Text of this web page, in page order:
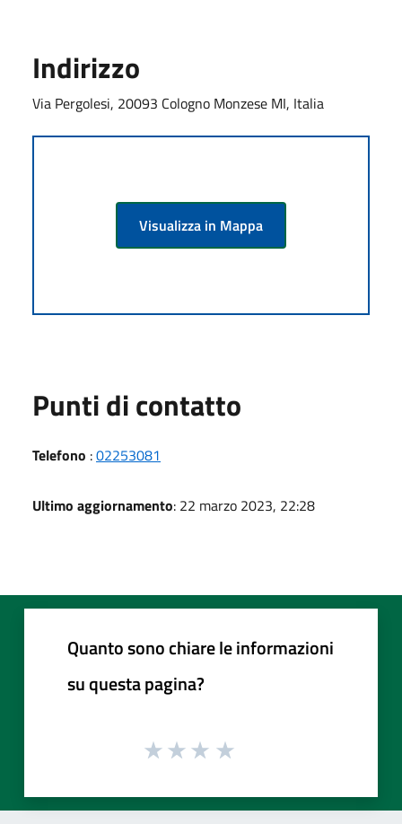
Indirizzo
Via Pergolesi, 20093 Cologno Monzese MI, Italia
Visualizza in Mappa
Punti di contatto
Telefono :02253081
Ultimo aggiornamento: 22 marzo 2023, 22:28
Quanto sono chiare le informazioni
su questa pagina?